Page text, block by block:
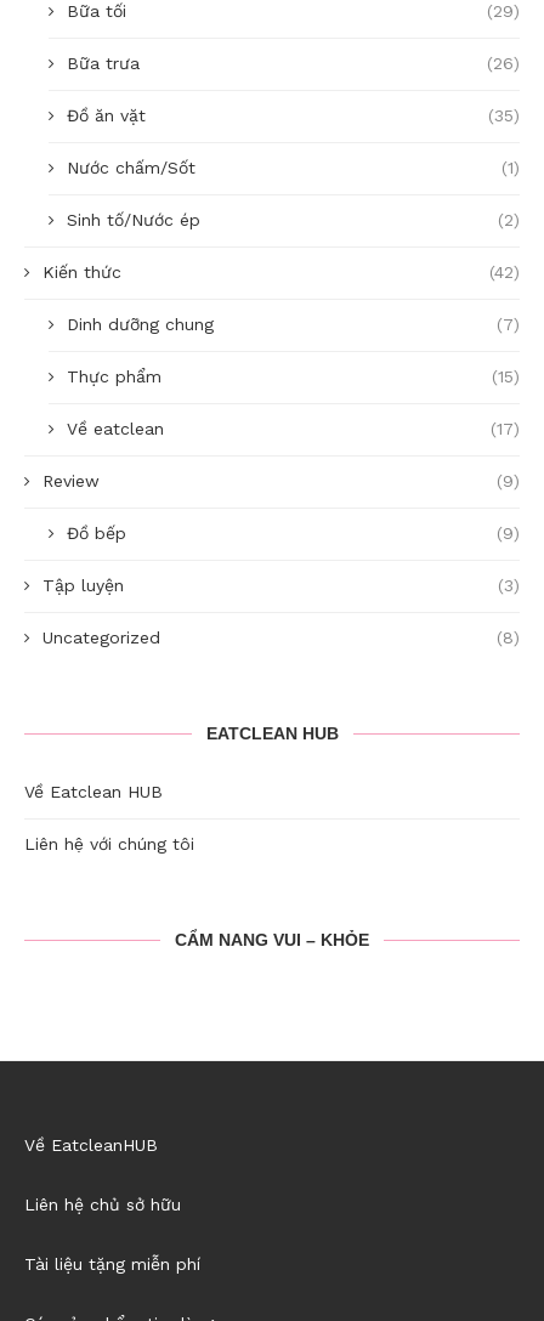
Bữa tối (29)
Bữa trưa (26)
Đồ ăn vặt (35)
Nước chấm/Sốt (1)
Sinh tố/Nước ép (2)
Kiến thức (42)
Dinh dưỡng chung (7)
Thực phẩm (15)
Về eatclean (17)
Review (9)
Đồ bếp (9)
Tập luyện (3)
Uncategorized (8)
EATCLEAN HUB
Về Eatclean HUB
Liên hệ với chúng tôi
CẨM NANG VUI – KHỎE
Về EatcleanHUB
Liên hệ chủ sở hữu
Tài liệu tặng miễn phí